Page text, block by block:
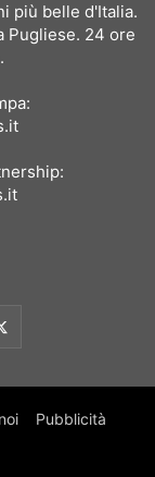
più belle d'Italia.
Pugliese. 24 ore
Pubblicità